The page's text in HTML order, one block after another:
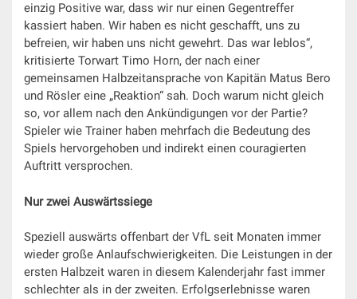
einzig Positive war, dass wir nur einen Gegentreffer
kassiert haben. Wir haben es nicht geschafft, uns zu
befreien, wir haben uns nicht gewehrt. Das war leblos“,
kritisierte Torwart Timo Horn, der nach einer
gemeinsamen Halbzeitansprache von Kapitän Matus Bero
und Rösler eine „Reaktion“ sah. Doch warum nicht gleich
so, vor allem nach den Ankündigungen vor der Partie?
Spieler wie Trainer haben mehrfach die Bedeutung des
Spiels hervorgehoben und indirekt einen couragierten
Auftritt versprochen.
Nur zwei Auswärtssiege
Speziell auswärts offenbart der VfL seit Monaten immer
wieder große Anlaufschwierigkeiten. Die Leistungen in der
ersten Halbzeit waren in diesem Kalenderjahr fast immer
schlechter als in der zweiten. Erfolgserlebnisse waren